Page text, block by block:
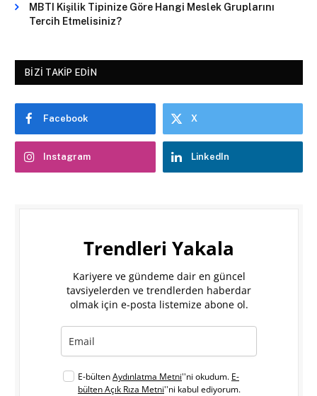
MBTI Kişilik Tipinize Göre Hangi Meslek Gruplarını
Tercih Etmelisiniz?
BIZI TAKIP EDIN
Facebook X
Instagram LinkedIn
Trendleri Yakala
Kariyere ve gündeme dair en güncel
tavsiyelerden ve trendlerden haberdar
olmak için e-posta listemize abone ol.
E-bültenAydınlatma Metni''ni okudum. E-
bülten Açık Rıza Metni''ni kabul ediyorum.